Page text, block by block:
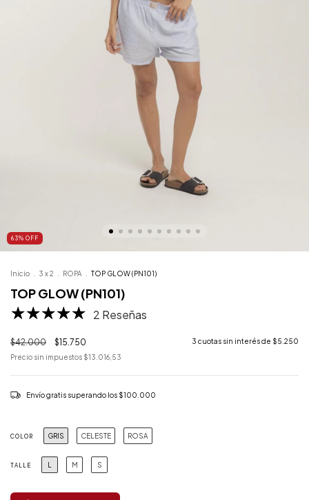
63% OFF
Inicio 3 x 2 ROPA TOP GLOW (PN101)
TOP GLOW (PN101)
2 Reseñas
$42.000 $15.750 3 cuotas sin interés de $5.250
Precio sin impuestos $13.016,53
Envío gratis superando los $100.000
COLOR GRIS CELESTE ROSA
TALLE L M S